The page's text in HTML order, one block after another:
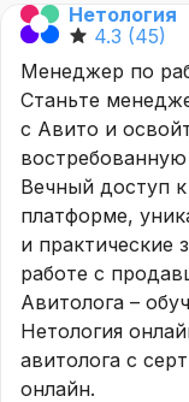
Нетология
4.3 (45)
Менеджер по
Станьте
с Авито и
Вечный доступ
платформе,
и практические
работе с
Авитолога –
Нетология
авитолога с
онлайн.